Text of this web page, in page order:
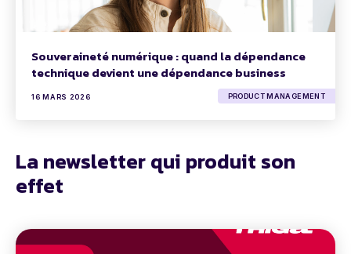
Souveraineté numérique : quand la dépendance
technique devient une dépendance business
16 MARS 2026 PRODUCT MANAGEMENT
La newsletter qui produit son
effet